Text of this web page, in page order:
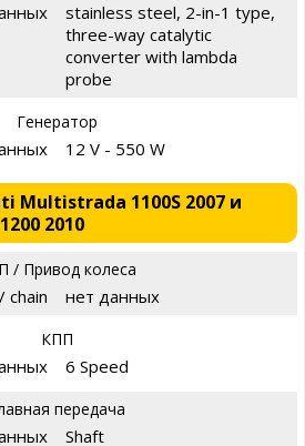
stainless steel, 2-in-1 type,
three-way catalytic
converter with lambda
probe
Генератор
12 V - 550 W
Multistrada 1100S 2007 и
2010
/ Привод колеса
chain нет данных
КПП
6 Speed
передача
Shaft